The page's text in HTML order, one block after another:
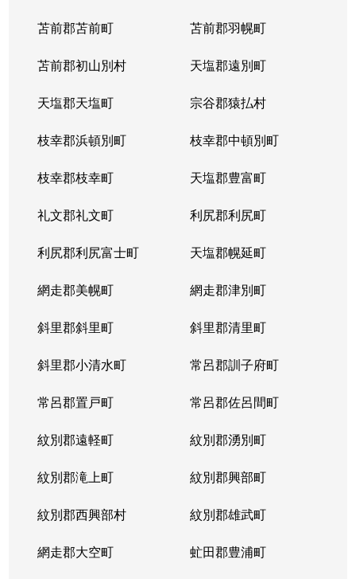
苫前郡苫前町 苫前郡羽幌町
苫前郡初山別村 天塩郡遠別町
天塩郡天塩町 宗谷郡猿払村
枝幸郡浜頓別町 枝幸郡中頓別町
枝幸郡枝幸町 天塩郡豊富町
礼文郡礼文町 利尻郡利尻町
利尻郡利尻富士町 天塩郡幌延町
網走郡美幌町 網走郡津別町
斜里郡斜里町 斜里郡清里町
斜里郡小清水町 常呂郡訓子府町
常呂郡置戸町 常呂郡佐呂間町
紋別郡遠軽町 紋別郡湧別町
紋別郡滝上町 紋別郡興部町
紋別郡西興部村 紋別郡雄武町
網走郡大空町 虻田郡豊浦町